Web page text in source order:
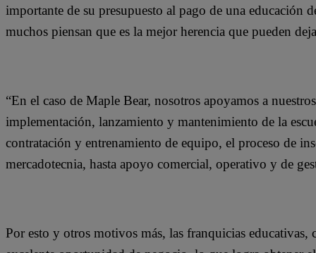
importante de su presupuesto al pago de una educación
muchos piensan que es la mejor herencia que pueden
“En el caso de Maple Bear, nosotros apoyamos a
implementación, lanzamiento y mantenimiento de la
contratación y entrenamiento de equipo, el proceso de
mercadotecnia, hasta apoyo comercial, operativo y de
Por esto y otros motivos más, las franquicias